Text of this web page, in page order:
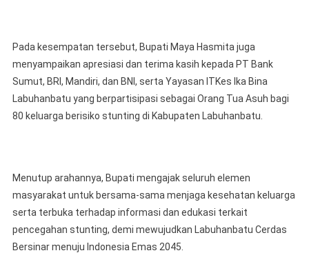
Pada kesempatan tersebut, Bupati Maya Hasmita juga
menyampaikan apresiasi dan terima kasih kepada PT Bank
Sumut, BRI, Mandiri, dan BNI, serta Yayasan ITKes Ika Bina
Labuhanbatu yang berpartisipasi sebagai Orang Tua Asuh bagi
80 keluarga berisiko stunting di Kabupaten Labuhanbatu.
Menutup arahannya, Bupati mengajak seluruh elemen
masyarakat untuk bersama-sama menjaga kesehatan keluarga
serta terbuka terhadap informasi dan edukasi terkait
pencegahan stunting, demi mewujudkan Labuhanbatu Cerdas
Bersinar menuju Indonesia Emas 2045.